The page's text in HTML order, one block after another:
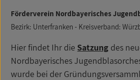
Förderverein Nordbayerisches
Bezirk: Unterfranken - Kreisverband:
Hier findet Ihr die Satzung des
Nordbayerisches
wurde bei der